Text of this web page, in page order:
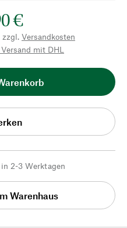
€
zzgl. Versandkosten
mit DHL
2-3 Werktagen
Warenhaus